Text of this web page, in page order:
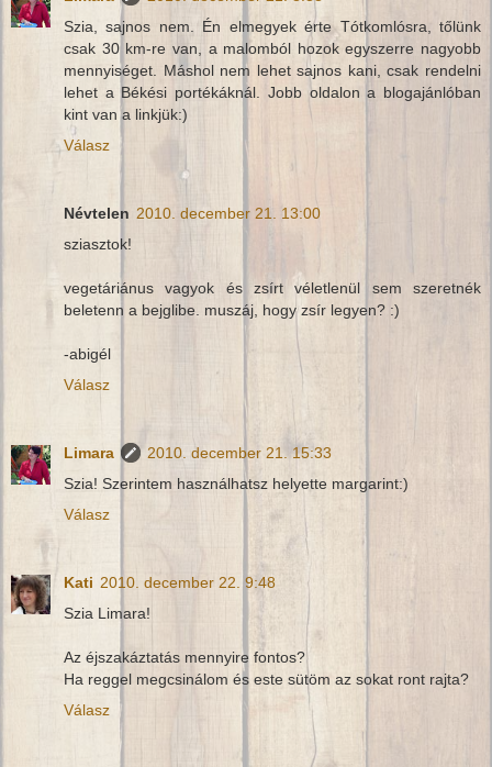
Szia, sajnos nem. Én elmegyek érte Tótkomlósra, tőlünk
csak 30 km-re van, a malomból hozok egyszerre nagyobb
mennyiséget. Máshol nem lehet sajnos kani, csak rendelni
lehet a Békési portékáknál. Jobb oldalon a blogajánlóban
kint van a linkjük:)
Válasz
Névtelen 2010. december 21. 13:00
sziasztok!
vegetáriánus vagyok és zsírt véletlenül sem szeretnék
beletenn a bejglibe. muszáj, hogy zsír legyen? :)
-abigél
Válasz
Limara
2010. december 21. 15:33
Szia! Szerintem használhatsz helyette margarint:)
Válasz
Kati 2010. december 22. 9:48
Szia Limara!
Az éjszakáztatás mennyire fontos?
Ha reggel megcsinálom és este sütöm az sokat ront rajta?
Válasz